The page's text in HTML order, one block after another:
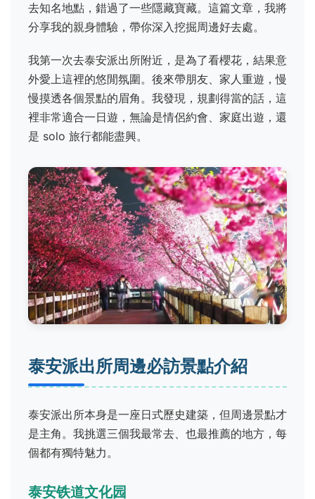
去知名地點，錯過了一些隱藏寶藏。這篇文章，我將
分享我的親身體驗，帶你深入挖掘周邊好去處。
我第一次去泰安派出所附近，是為了看櫻花，結果意
外愛上這裡的悠閒氛圍。後來帶朋友、家人重遊，慢
慢摸透各個景點的眉角。我發現，規劃得當的話，這
裡非常適合一日遊，無論是情侶約會、家庭出遊，還
是 solo 旅行都能盡興。
泰安派出所周邊必訪景點介紹
泰安派出所本身是一座日式歷史建築，但周邊景點才
是主角。我挑選三個我最常去、也最推薦的地方，每
個都有獨特魅力。
泰安铁道文化园